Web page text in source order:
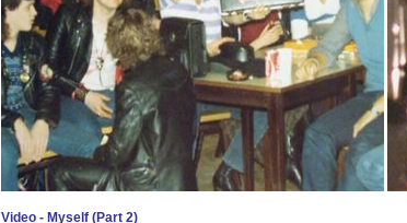
Video - Myself (Part 2)